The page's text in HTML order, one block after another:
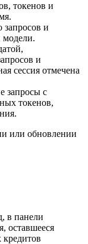
токенов и
и
модели.
и
сессия отмечена
запросы с
токенов,
или обновлении
в панели
оставшееся
кредитов